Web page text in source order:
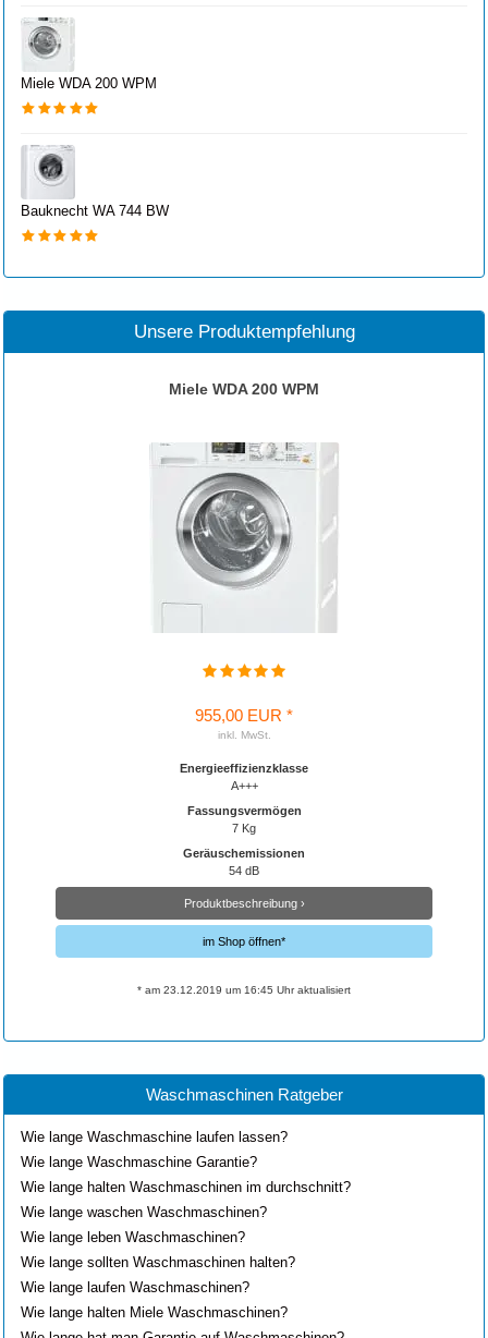
Miele WDA 200 WPM
Bauknecht WA 744 BW
Unsere Produktempfehlung
Miele WDA 200 WPM
955,00 EUR *
inkl. MwSt.
Energieeffizienzklasse
A+++
Fassungsvermögen
7 Kg
Geräuschemissionen
54 dB
Produktbeschreibung ›
im Shop öffnen*
* am 23.12.2019 um 16:45 Uhr aktualisiert
Waschmaschinen Ratgeber
Wie lange Waschmaschine laufen lassen?
Wie lange Waschmaschine Garantie?
Wie lange halten Waschmaschinen im durchschnitt?
Wie lange waschen Waschmaschinen?
Wie lange leben Waschmaschinen?
Wie lange sollten Waschmaschinen halten?
Wie lange laufen Waschmaschinen?
Wie lange halten Miele Waschmaschinen?